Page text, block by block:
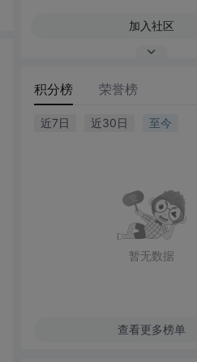
加入社区
积分榜 荣誉榜
近7日 近30日 至今
暂无数据
查看更多榜单